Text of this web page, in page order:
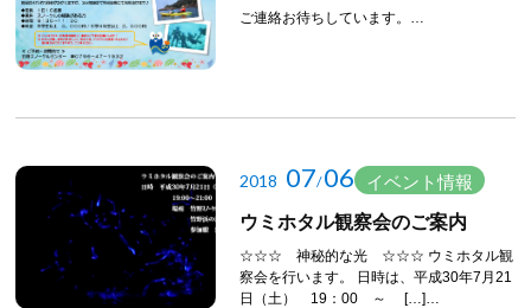
ご連絡お待ちしています。…
2018 07/06
イベント情報
ウミホタル観察会のご案内
☆☆☆ 神秘的な光 ☆☆☆ ウミホタル観
察会を行います。 日時は、平成30年7月21
日（土） 19：00 ～ […]…